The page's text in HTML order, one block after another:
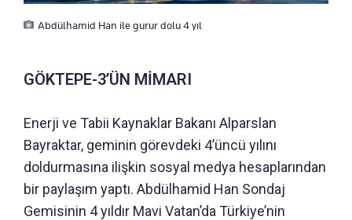
Abdülhamid Han ile gurur dolu 4 yıl
GÖKTEPE-3’ÜN MİMARI
Enerji ve Tabii Kaynaklar Bakanı Alparslan
Bayraktar, geminin görevdeki 4’üncü yılını
doldurmasına ilişkin sosyal medya hesaplarından
bir paylaşım yaptı. Abdülhamid Han Sondaj
Gemisinin 4 yıldır Mavi Vatan’da Türkiye’nin